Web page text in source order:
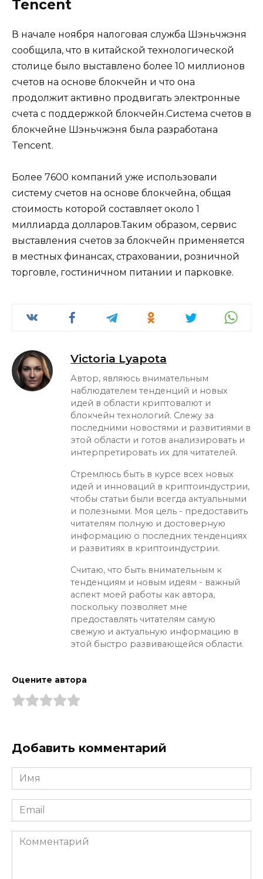
Tencent
В начале ноября налоговая служба Шэньчжэня
сообщила, что в китайской технологической
столице было выставлено более 10 миллионов
счетов на основе блокчейн и что она
продолжит активно продвигать электронные
счета с поддержкой блокчейн.Система счетов в
блокчейне Шэньчжэня была разработана
Tencent.
Более 7600 компаний уже использовали
систему счетов на основе блокчейна, общая
стоимость которой составляет около 1
миллиарда долларов.Таким образом, сервис
выставления счетов за блокчейн применяется
в местных финансах, страховании, розничной
торговле, гостиничном питании и парковке.
Victoria Lyapota
Автор, являюсь внимательным
наблюдателем тенденций и новых
идей в области криптовалют и
блокчейн технологий. Слежу за
последними новостями и развитиями в
этой области и готов анализировать и
интерпретировать их для читателей.
Стремлюсь быть в курсе всех новых
идей и инноваций в криптоиндустрии,
чтобы статьи были всегда актуальными
и полезными. Моя цель - предоставить
читателям полную и достоверную
информацию о последних тенденциях
и развитиях в криптоиндустрии.
Считаю, что быть внимательным к
тенденциям и новым идеям - важный
аспект моей работы как автора,
поскольку позволяет мне
предоставлять читателям самую
свежую и актуальную информацию в
этой быстро развивающейся области.
Оцените автора
Добавить комментарий
Имя
*
Email
*
Комментарий